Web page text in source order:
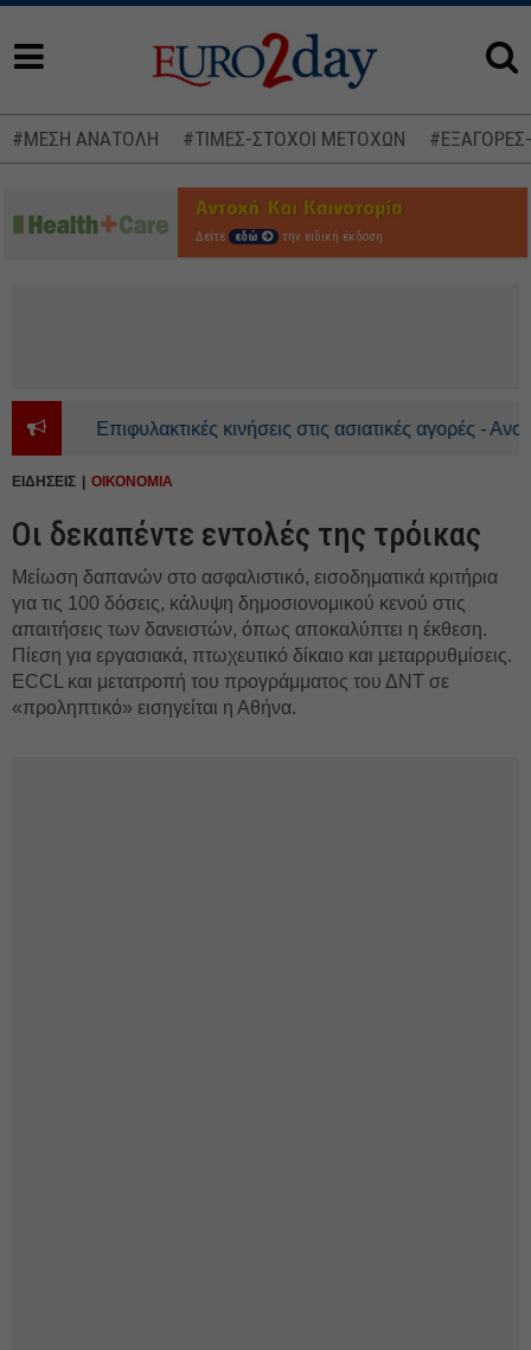
#ΜΕΣΗ ΑΝΑΤΟΛΗ #ΤΙΜΕΣ-ΣΤΟΧΟΙ ΜΕΤΟΧΩΝ
Δείτε εδώ την ειδική έκδοση
Επιφυλακτικές κινήσεις στις ασιατικές αγορές - Ανοδικά
ΕΙΔΗΣΕΙΣ ΟΙΚΟΝΟΜΙΑ
Οι δεκαπέντε εντολές της τρόικας
Μείωση δαπανών στο ασφαλιστικό, εισοδηματικά κριτήρια
για τις 100 δόσεις, κάλυψη δημοσιονομικού κενού στις
απαιτήσεις των δανειστών, όπως αποκαλύπτει η έκθεση.
Πίεση για εργασιακά, πτωχευτικό δίκαιο και μεταρρυθμίσεις.
ECCL και μετατροπή του προγράμματος του ΔΝΤ σε
«προληπτικό» εισηγείται η Αθήνα.